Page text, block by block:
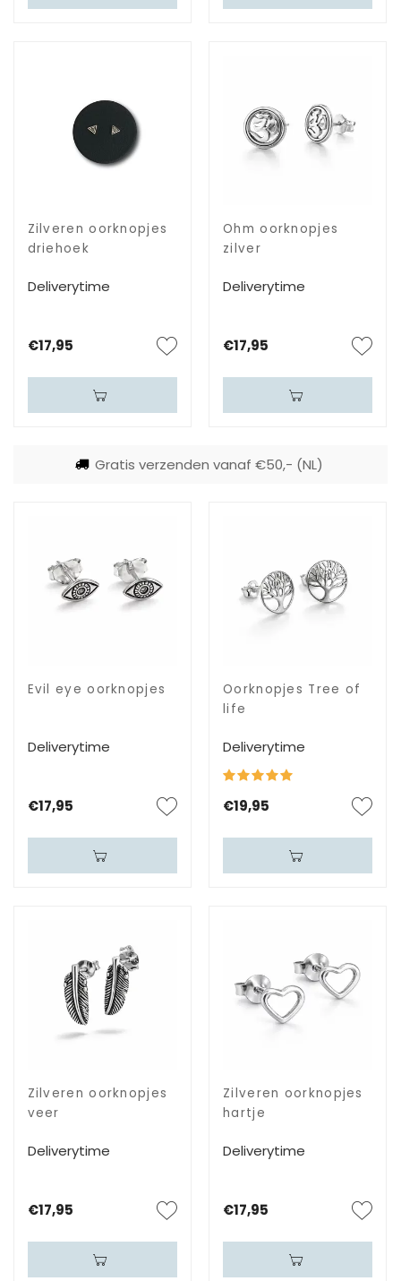
Zilveren oorknopjes
driehoek
Deliverytime
€17,95
Ohm oorknopjes
zilver
Deliverytime
€17,95
Gratis verzenden vanaf €50,- (NL)
Evil eye oorknopjes
Deliverytime
€17,95
Oorknopjes Tree of
life
Deliverytime
€19,95
Zilveren oorknopjes
veer
Deliverytime
€17,95
Zilveren oorknopjes
hartje
Deliverytime
€17,95